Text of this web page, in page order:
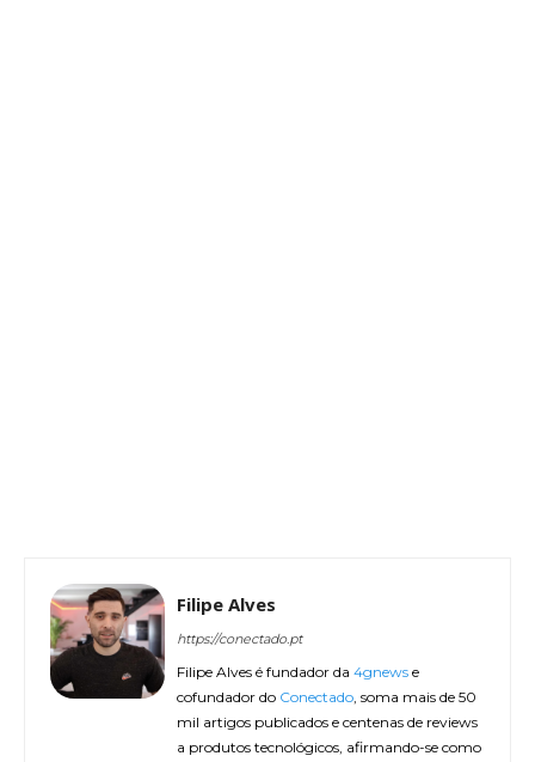
Filipe Alves
https://conectado.pt
Filipe Alves é fundador da 4gnews e
cofundador do Conectado, soma mais de 50
mil artigos publicados e centenas de reviews
a produtos tecnológicos, afirmando-se como